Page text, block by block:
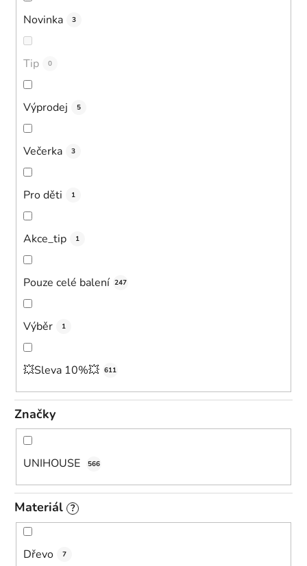
Novinka 3
Tip 0
Výprodej 5
Večerka 3
Pro děti 1
Akce_tip 1
Pouze celé balení 247
Výběr 1
💥Sleva 10%💥 611
Značky
UNIHOUSE 566
Materiál ?
Dřevo 7